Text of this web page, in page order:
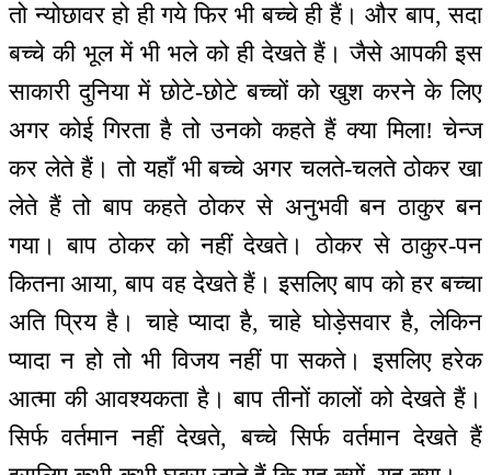
तो न्योछावर हो ही गये फिर भी बच्चे ही हैं। और बाप, सदा
बच्चे की भूल में भी भले को ही देखते हैं। जैसे आपकी इस
साकारी दुनिया में छोटे-छोटे बच्चों को खुश करने के लिए
अगर कोई गिरता है तो उनको कहते हैं क्या मिला! चेन्ज
कर लेते हैं। तो यहाँ भी बच्चे अगर चलते-चलते ठोकर खा
लेते हैं तो बाप कहते ठोकर से अनुभवी बन ठाकुर बन
गया। बाप ठोकर को नहीं देखते। ठोकर से ठाकुर-पन
कितना आया, बाप वह देखते हैं। इसलिए बाप को हर बच्चा
अति प्रिय है। चाहे प्यादा है, चाहे घोड़ेसवार है, लेकिन
प्यादा न हो तो भी विजय नहीं पा सकते। इसलिए हरेक
आत्मा की आवश्यकता है। बाप तीनों कालों को देखते हैं।
सिर्फ वर्तमान नहीं देखते, बच्चे सिर्फ वर्तमान देखते हैं